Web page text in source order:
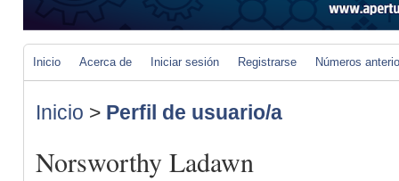
Inicio Acerca de Iniciar sesión Registrarse Números
Inicio > Perfil de usuario/a
Norsworthy Ladawn